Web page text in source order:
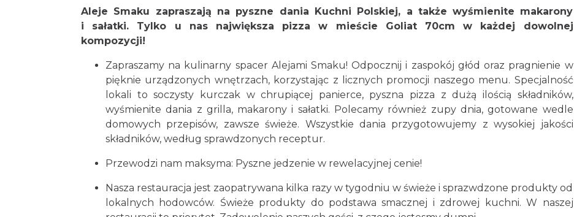
Aleje Smaku zapraszają na pyszne dania Kuchni Polskiej, a także wyśmienite makarony
i sałatki. Tylko u nas największa pizza w mieście Goliat 70cm w każdej dowolnej
kompozycji!
Zapraszamy na kulinarny spacer Alejami Smaku! Odpocznij i zaspokój głód oraz pragnienie w
pięknie urządzonych wnętrzach, korzystając z licznych promocji naszego menu. Specjalność
lokali to soczysty kurczak w chrupiącej panierce, pyszna pizza z dużą ilością składników,
wyśmienite dania z grilla, makarony i sałatki. Polecamy również zupy dnia, gotowane wedle
domowych przepisów, zawsze świeże. Wszystkie dania przygotowujemy z wysokiej jakości
składników, według sprawdzonych receptur.
Przewodzi nam maksyma: Pyszne jedzenie w rewelacyjnej cenie!
Nasza restauracja jest zaopatrywana kilka razy w tygodniu w świeże i sprazwdzone produkty od
lokalnych hodowców. Świeże produkty do podstawa smacznej i zdrowej kuchni. W naszej